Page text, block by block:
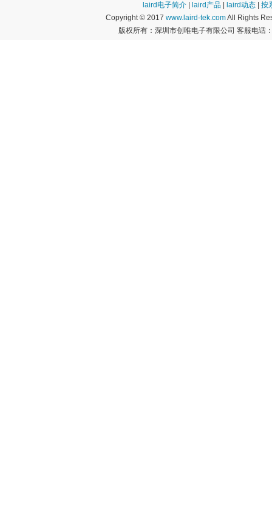
laird电子简介 laird产品 laird动态
按
Copyright © 2017 www.laird-tek.comAll Rights
版权所有：深圳市创唯电子有限公司 客服电话